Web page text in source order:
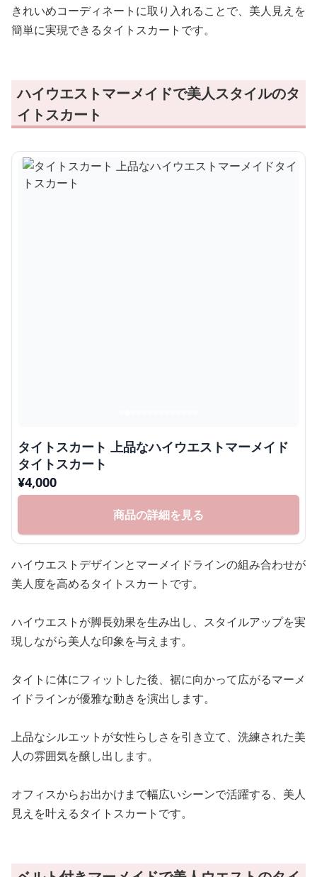
きれいめコーディネートに取り入れることで、美人見えを
簡単に実現できるタイトスカートです。
ハイウエストマーメイドで美人スタイルのタ
イトスカート
タイトスカート 上品なハイウエストマーメイド
タイトスカート
¥4,000
商品の詳細を見る
ハイウエストデザインとマーメイドラインの組み合わせが
美人度を高めるタイトスカートです。
ハイウエストが脚長効果を生み出し、スタイルアップを実
現しながら美人な印象を与えます。
タイトに体にフィットした後、裾に向かって広がるマーメ
イドラインが優雅な動きを演出します。
上品なシルエットが女性らしさを引き立て、洗練された美
人の雰囲気を醸し出します。
オフィスからお出かけまで幅広いシーンで活躍する、美人
見えを叶えるタイトスカートです。